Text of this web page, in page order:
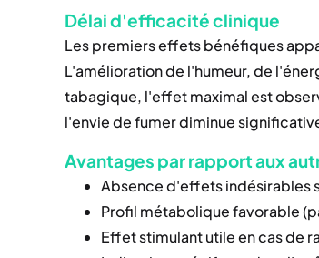
Délai d'efficacité clinique
Les premiers effets bénéfiques
L'amélioration de l'humeur, de
tabagique, l'effet maximal est
l'envie de fumer diminue
Avantages par rapport aux
Absence d'effets indésirables
Profil métabolique favorable
Effet stimulant utile en cas de